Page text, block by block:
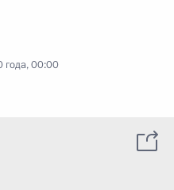
года, 00:00